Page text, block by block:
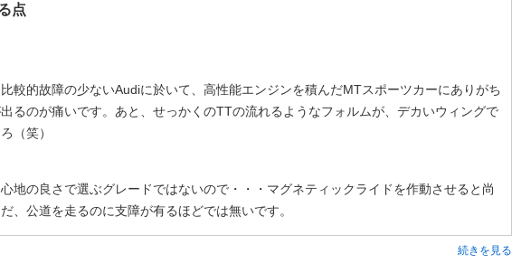
点
較的故障の少ないAudiに於いて、高性能エンジンを積んだMTスポーツカーにありがち
るのが痛いです。あと、せっかくのTTの流れるようなフォルムが、デカいウィングで
（笑）
地の良さで選ぶグレードではないので・・・マグネティックライドを作動させると尚
、公道を走るのに支障が有るほどでは無いです。
続きを見る